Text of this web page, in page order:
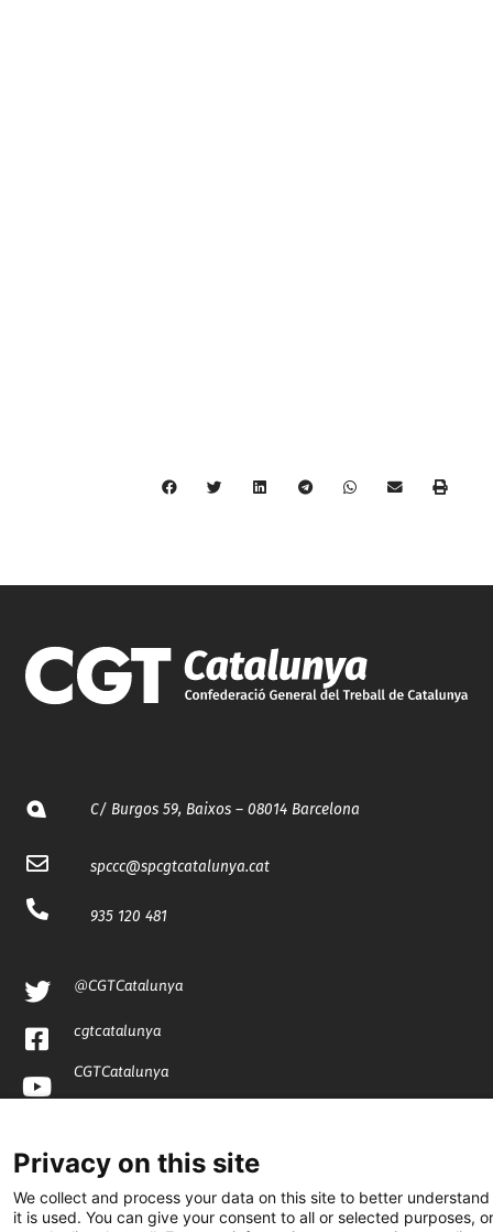
C/ Burgos 59, Baixos – 08014 Barcelona
spccc@spcgtcatalunya.cat
935 120 481
@CGTCatalunya
cgtcatalunya
CGTCatalunya
Desenvolupat per
Privacy on this site
We collect and process your data on this site to better understand
it is used. You can give your consent to all or selected purposes,